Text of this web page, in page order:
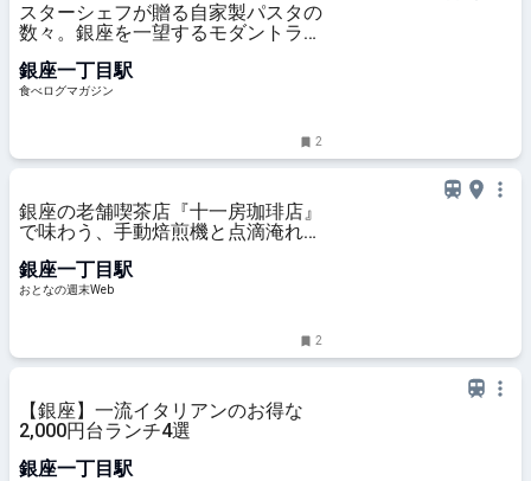
スターシェフが贈る自家製パスタの
数々。銀座を一望するモダントラッ
ガジン
銀座一丁目駅
食べログマガジン
2
銀座の老舗喫茶店『十一房珈琲店』
で味わう、手動焙煎機と点滴淹れが
銀座一丁目駅
おとなの週末Web
2
【銀座】一流イタリアンのお得な
2,000円台ランチ4選
銀座一丁目駅